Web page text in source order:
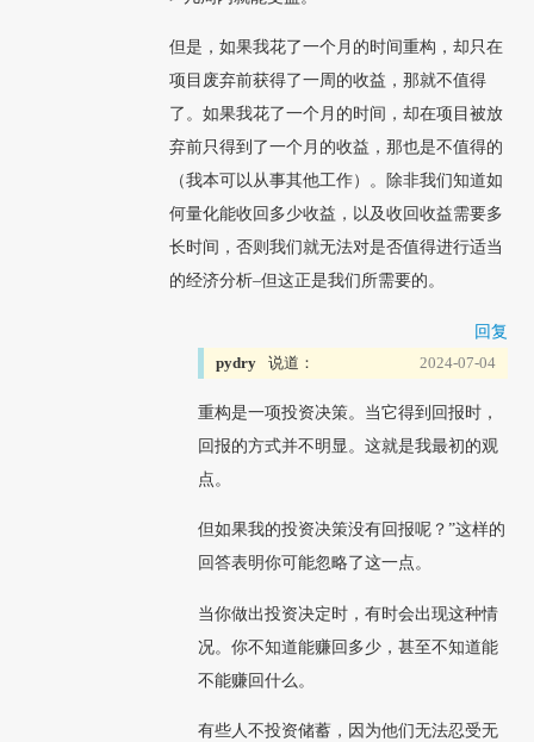
但是，如果我花了一个月的时间重构，却只在
项目废弃前获得了一周的收益，那就不值得
了。如果我花了一个月的时间，却在项目被放
弃前只得到了一个月的收益，那也是不值得的
（我本可以从事其他工作）。除非我们知道如
何量化能收回多少收益，以及收回收益需要多
长时间，否则我们就无法对是否值得进行适当
的经济分析–但这正是我们所需要的。
回复
pydry 说道： 2024-07-04
重构是一项投资决策。当它得到回报时，
回报的方式并不明显。这就是我最初的观
点。
但如果我的投资决策没有回报呢？”这样的
回答表明你可能忽略了这一点。
当你做出投资决定时，有时会出现这种情
况。你不知道能赚回多少，甚至不知道能
不能赚回什么。
有些人不投资储蓄，因为他们无法忍受无